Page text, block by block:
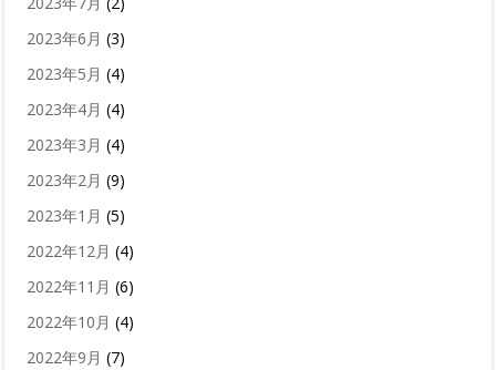
2023年6月 (3)
2023年5月 (4)
2023年4月 (4)
2023年3月 (4)
2023年2月 (9)
2023年1月 (5)
2022年12月 (4)
2022年11月 (6)
2022年10月 (4)
2022年9月 (7)